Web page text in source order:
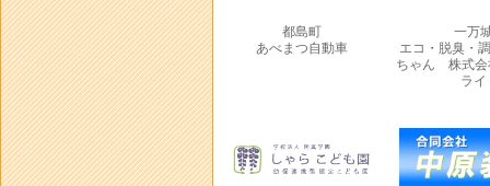
都島町
あべまつ自動車
一万
エコ・脱臭・
ちゃん 株式会
ライ